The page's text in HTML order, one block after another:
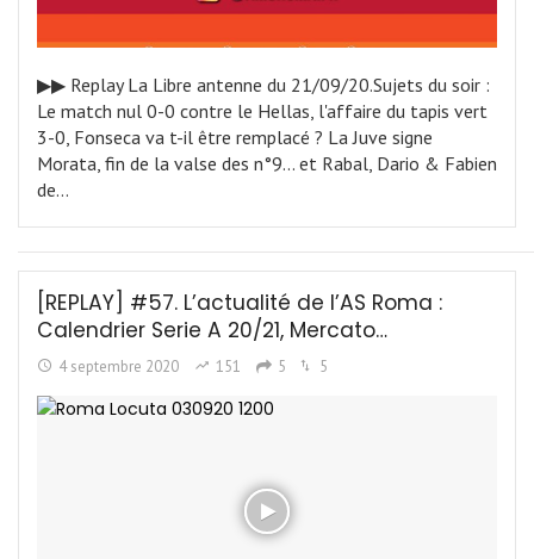
▶︎▶︎ Replay La Libre antenne du 21/09/20.Sujets du soir :
Le match nul 0-0 contre le Hellas, l'affaire du tapis vert
3-0, Fonseca va t-il être remplacé ? La Juve signe
Morata, fin de la valse des n°9... et Rabal, Dario & Fabien
de…
[REPLAY] #57. L’actualité de l’AS Roma :
Calendrier Serie A 20/21, Mercato…
4 septembre 2020 151 5 5